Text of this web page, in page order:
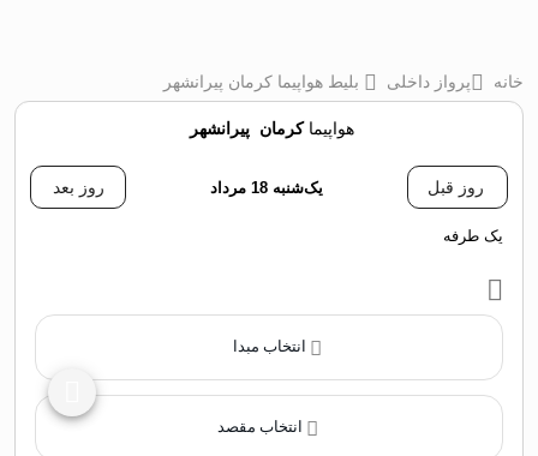
خانه پرواز داخلی بلیط هواپیما کرمان پیرانشهر
هواپیماکرمان ‌پیرانشهر
روز قبل یک‌شنبه 18 مرداد روز بعد
یک طرفه
انتخاب مبدا
انتخاب مقصد